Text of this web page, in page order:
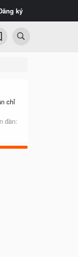
ký
chỉ
đàn: